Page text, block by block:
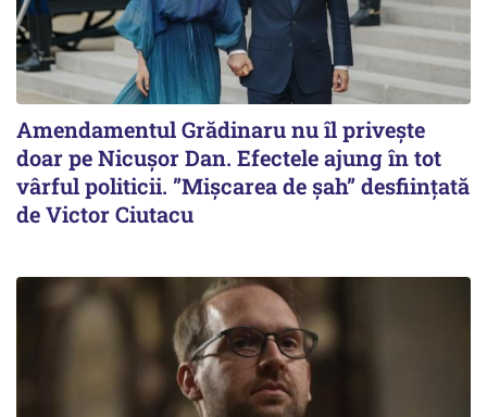
Amendamentul Grădinaru nu îl privește
doar pe Nicușor Dan. Efectele ajung în tot
vârful politicii. ”Mișcarea de șah” desființată
de Victor Ciutacu